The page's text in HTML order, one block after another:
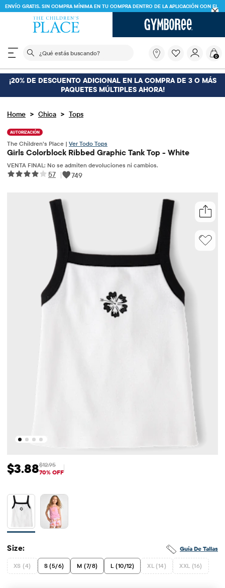
ENVÍO GRATIS. SIN COMPRA MÍNIMA EN TU COMPRA DENTRO DE LA APLICACIÓN CON EL
CÓDIGO
El siguiente campo de búsqueda filtra las
buscando?
0
¡20% DE DESCUENTO ADICIONAL EN LA COMPRA DE 3 O MÁS
PAQUETES MÚLTIPLES AHORA!
Home > Chica > Tops
AUTORIZACIÓN
The Children’s Place | Ver Todo Tops
Girls Colorblock Ribbed Graphic Tank Top - White
VENTA FINAL: No se admiten devoluciones ni cambios.
57 | 749
Precio de venta: $3.88
$3.88 Precio original: $12.95
$12.95
70% OFF
Guía De Tallas
Size:
XS (4) S (5/6) M (7/8) L (10/12) XL (14) XXL (16)